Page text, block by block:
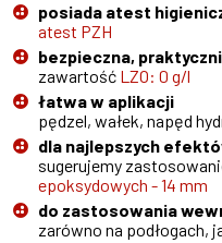
posiada atest
atest PZH
bezpieczna,
zawartość LZO: 0 g/l
łatwa w aplikacji
pędzel, wałek, napęd
dla najlepszych
sugerujemy
epoksydowych - 14 mm
do zastosowania
zarówno na podłogach,